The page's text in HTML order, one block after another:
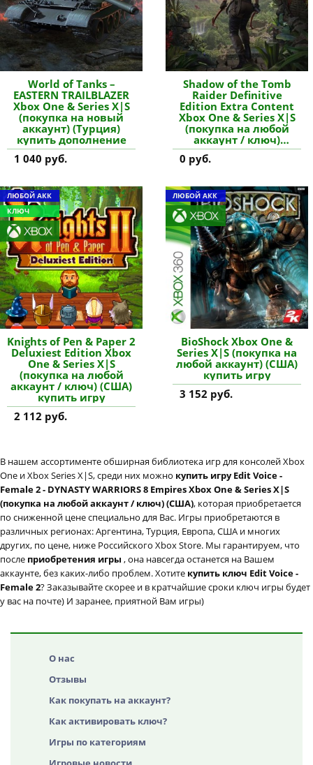
World of Tanks –
EASTERN TRAILBLAZER
Xbox One & Series X|S
(покупка на новый
аккаунт) (Турция)
купить дополнение
1 040 руб.
Shadow of the Tomb
Raider Definitive
Edition Extra Content
Xbox One & Series X|S
(покупка на любой
аккаунт / ключ)
(Турция) купить
дополнение
0 руб.
ЛЮБОЙ АКК
КЛЮЧ
Knights of Pen & Paper 2
Deluxiest Edition Xbox
One & Series X|S
(покупка на любой
аккаунт / ключ) (США)
купить игру
2 112 руб.
ЛЮБОЙ АКК
BioShock Xbox One &
Series X|S (покупка на
любой аккаунт) (США)
купить игру
3 152 руб.
В нашем ассортименте обширная библиотека игр для консолей Xbox
One и Xbox Series X|S, среди них можно купить игру Edit Voice -
Female 2 - DYNASTY WARRIORS 8 Empires Xbox One & Series X|S
(покупка на любой аккаунт / ключ) (США), которая приобретается
по сниженной цене специально для Вас. Игры приобретаются в
различных регионах: Аргентина, Турция, Европа, США и многих
других, по цене, ниже Российского Xbox Store. Мы гарантируем, что
после приобретения игры , она навсегда останется на Вашем
аккаунте, без каких-либо проблем. Хотите купить ключ Edit Voice -
Female 2? Заказывайте скорее и в кратчайшие сроки ключ игры будет
у вас на почте) И заранее, приятной Вам игры)
О нас
Отзывы
Как покупать на аккаунт?
Как активировать ключ?
Игры по категориям